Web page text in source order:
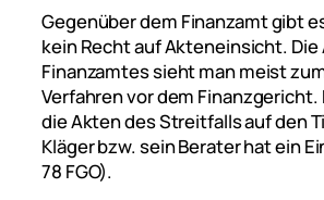
Gegenüber dem Finanzamt gibt
kein Recht auf Akteneinsicht.
Finanzamtes sieht man meist
Verfahren vor dem
die Akten des Streitfalls auf den
Kläger bzw. sein Berater hat ein
78 FGO).